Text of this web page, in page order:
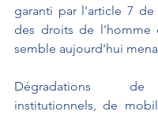
garanti par l'article 7 de
des droits de l'homme
semble aujourd'hui
Dégradations de
institutionnels, de